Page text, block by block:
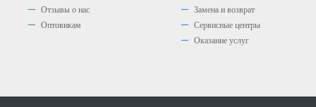
Варочная панель Gefest 1210
Варочная панель Gefest 1210
Варочная панель Gefest 1210
Отзывы о нас
Оптовикам
Замена и возврат
Сервисные центры
Оказание услуг